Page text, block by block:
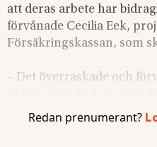
att deras arbete har
förvånade Cecilia Eek,
Försäkringskassan, som
– Det överraskade och
psykiatriska diagnoser.
Redan prenumerant?